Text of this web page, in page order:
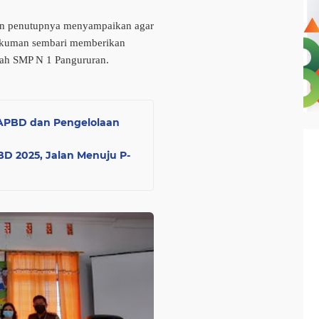
penutupnya menyampaikan agar
sembari memberikan
SMP N 1 Pangururan.
dan Pengelolaan
2025, Jalan Menuju P-